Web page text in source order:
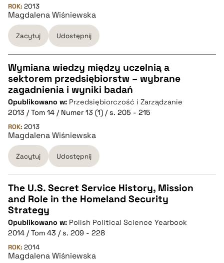
BIBTEX
pobierz cytat
ROK: 2013
Magdalena Wiśniewska
Zacytuj Udostępnij
CZYSTY TEKST
pobierz cytat
BIBTEX
pobierz cytat
Wymiana wiedzy między uczelnią a
sektorem przedsiębiorstw – wybrane
zagadnienia i wyniki badań
Opublikowano w: Przedsiębiorczość i Zarządzanie
2013 / Tom 14 / Numer 13 (1) / s. 205 - 215
ROK: 2013
Magdalena Wiśniewska
Zacytuj Udostępnij
CZYSTY TEKST
pobierz cytat
The U.S. Secret Service History, Mission
and Role in the Homeland Security
Strategy
Opublikowano w: Polish Political Science Yearbook
2014 / Tom 43 / s. 209 - 228
ROK: 2014
Magdalena Wiśniewska